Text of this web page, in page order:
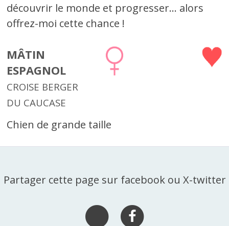
découvrir le monde et progresser... alors
offrez-moi cette chance !
MÂTIN
ESPAGNOL
CROISE BERGER
DU CAUCASE
Chien de grande taille
Partager cette page sur facebook ou X-twitter